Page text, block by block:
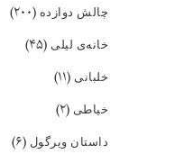
چالش دوازده (۲۰۰)
خانه‌ی لیلی (۴۵)
خلبانی (۱۱)
خیاطی (۲)
داستان ویرگول (۶)